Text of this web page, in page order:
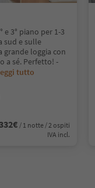
e 3° piano per 1-3
sud e sulle
grande loggia con
a sé. Perfetto! -
tutto
/ 1 notte / 2 ospiti
IVA incl.